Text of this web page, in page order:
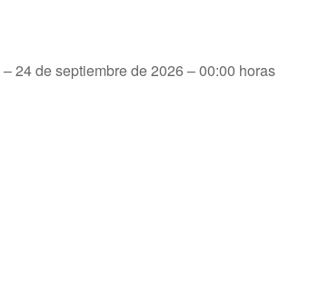
– 24 de septiembre de 2026 – 00:00 horas